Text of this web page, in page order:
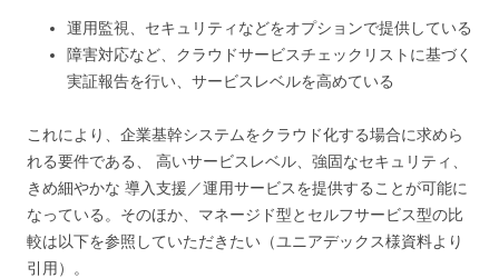
運用監視、セキュリティなどをオプションで提供している
障害対応など、クラウドサービスチェックリストに基づく
実証報告を行い、サービスレベルを高めている
これにより、企業基幹システムをクラウド化する場合に求めら
れる要件である、 高いサービスレベル、強固なセキュリティ、
きめ細やかな 導入支援／運用サービスを提供することが可能に
なっている。そのほか、マネージド型とセルフサービス型の比
較は以下を参照していただきたい（ユニアデックス様資料より
引用）。